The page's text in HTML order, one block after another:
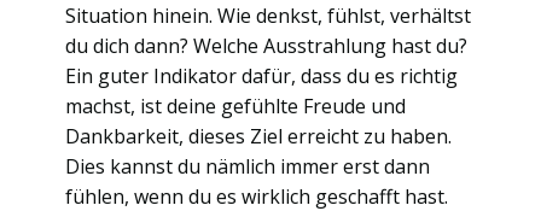
Situation hinein. Wie denkst, fühlst, verhältst
du dich dann? Welche Ausstrahlung hast du?
Ein guter Indikator dafür, dass du es richtig
machst, ist deine gefühlte Freude und
Dankbarkeit, dieses Ziel erreicht zu haben.
Dies kannst du nämlich immer erst dann
fühlen, wenn du es wirklich geschafft hast.